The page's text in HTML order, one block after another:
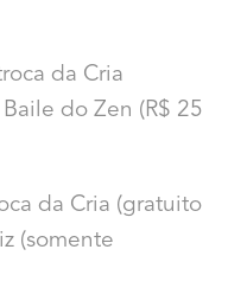
da Cria
do Zen (R$ 25
da Cria (gratuito
(somente